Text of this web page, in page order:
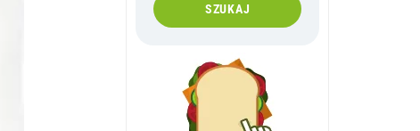
SZUKAJ